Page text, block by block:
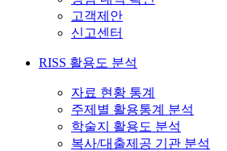
고객제안
신고센터
RISS 활용도 분석
자료 현황 통계
주제별 활용통계 분석
학술지 활용도 분석
복사/대출제공 기관 분석